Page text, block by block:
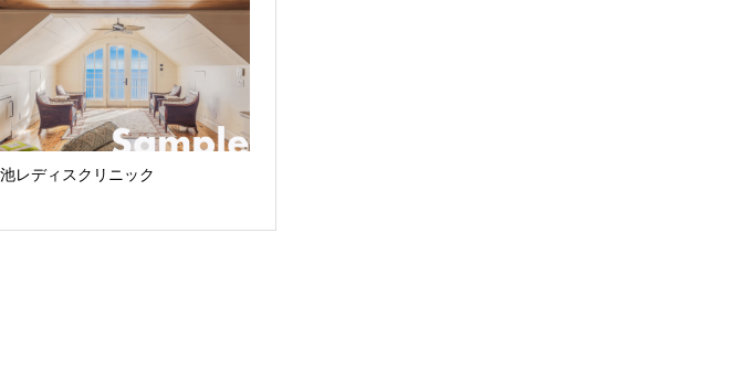
レディスクリニック